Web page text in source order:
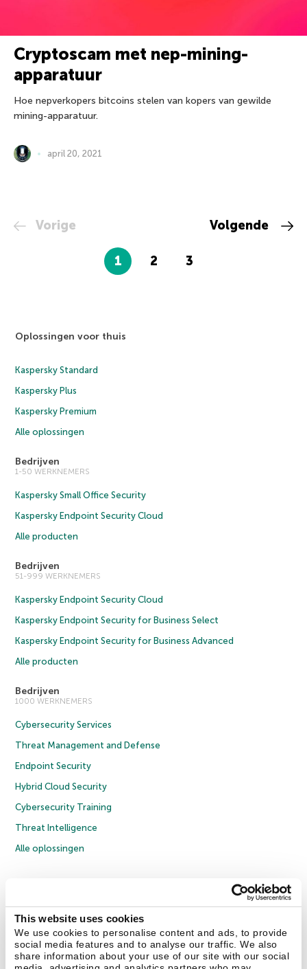
This website uses cookies
We use cookies to personalise content and ads, to provide
social media features and to analyse our traffic. We also
share information about your use of our site with our social
Cryptoscam met nep-mining-
apparatuur
Hoe nepverkopers bitcoins stelen van kopers van gewilde
mining-apparatuur.
april 20, 2021
Vorige
1 2 3
Volgende
Oplossingen voor thuis
Kaspersky Standard
Kaspersky Plus
Kaspersky Premium
Alle oplossingen
Bedrijven
1-50 WERKNEMERS
Kaspersky Small Office Security
Kaspersky Endpoint Security Cloud
Alle producten
Bedrijven
51-999 WERKNEMERS
Kaspersky Endpoint Security Cloud
Kaspersky Endpoint Security for Business Select
Kaspersky Endpoint Security for Business Advanced
Alle producten
Bedrijven
1000 WERKNEMERS
Cybersecurity Services
Threat Management and Defense
Endpoint Security
Hybrid Cloud Security
Cybersecurity Training
Threat Intelligence
Alle oplossingen
Privacybeleid
Licentieovereenkomst B2B
Cookies
Contact Us Over ons Partners Blog Resource Center
Persberichten
Vertrouwen in Kaspersky